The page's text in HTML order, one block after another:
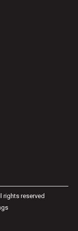
rights reserved